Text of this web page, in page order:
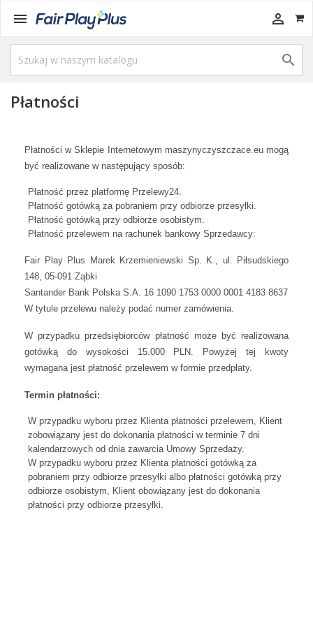
 

Płatności
Płatności w Sklepie Internetowym maszynyczyszczace.eu mogą
być realizowane w następujący sposób:
Płatność przez platformę Przelewy24.
Płatność gotówką za pobraniem przy odbiorze przesyłki.
Płatność gotówką przy odbiorze osobistym.
Płatność przelewem na rachunek bankowy Sprzedawcy:
Fair Play Plus Marek Krzemieniewski Sp. K., ul. Piłsudskiego
148, 05-091 Ząbki
Santander Bank Polska S.A. 16 1090 1753 0000 0001 4183 8637
W tytule przelewu należy podać numer zamówienia.
W przypadku przedsiębiorców płatność może być realizowana
gotówką do wysokości 15.000 PLN. Powyżej tej kwoty
wymagana jest płatność przelewem w formie przedpłaty.
Termin płatności:
W przypadku wyboru przez Klienta płatności przelewem, Klient
zobowiązany jest do dokonania płatności w terminie 7 dni
kalendarzowych od dnia zawarcia Umowy Sprzedaży.
W przypadku wyboru przez Klienta płatności gotówką za
pobraniem przy odbiorze przesyłki albo płatności gotówką przy
odbiorze osobistym, Klient obowiązany jest do dokonania
płatności przy odbiorze przesyłki.